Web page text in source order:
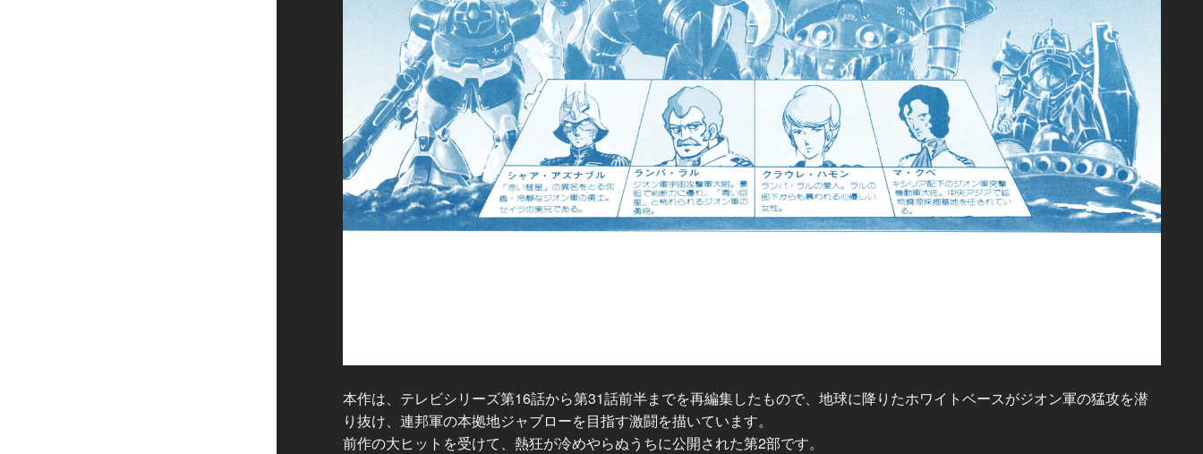
本作は、テレビシリーズ第16話から第31話前半までを再編集したもので、地球に降りたホワイトベースがジオン軍の猛攻を潜
り抜け、連邦軍の本拠地ジャブローを目指す激闘を描いています。
前作の大ヒットを受けて、熱狂が冷めやらぬうちに公開された第2部です。